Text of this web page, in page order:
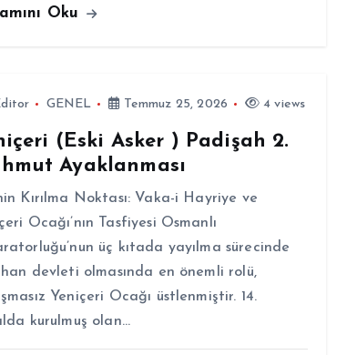
Oku
GENEL Temmuz 25, 2026 4 views
(Eski Asker ) Padişah 2.
Ayaklanması
Kırılma Noktası: Vaka-i Hayriye ve
Ocağı’nın Tasfiyesi Osmanlı
üç kıtada yayılma sürecinde
devleti olmasında en önemli rolü,
Yeniçeri Ocağı üstlenmiştir. 14.
kurulmuş olan…